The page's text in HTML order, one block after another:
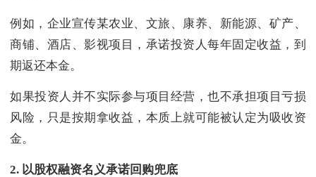
例如，企业宣传某农业、文旅、康养、新能源、矿产、
商铺、酒店、影视项目，承诺投资人每年固定收益，到
期返还本金。
如果投资人并不实际参与项目经营，也不承担项目亏损
风险，只是按期拿收益，本质上就可能被认定为吸收资
金。
2. 以股权融资名义承诺回购兜底